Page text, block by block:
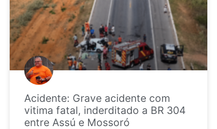
Acidente: Grave acidente com
vitima fatal, inderditado a BR 304
entre Assú e Mossoró